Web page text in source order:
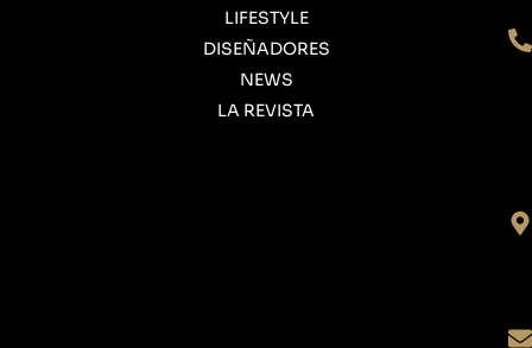
LIFESTYLE
DISEÑADORES
NEWS
LA REVISTA